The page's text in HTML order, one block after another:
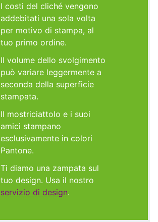
I costi del cliché vengono
addebitati una sola volta
per motivo di stampa, al
tuo primo ordine.
Il volume dello svolgimento
può variare leggermente a
seconda della superficie
stampata.
Il mostriciattolo e i suoi
amici stampano
esclusivamente in colori
Pantone.
Ti diamo una zampata sul
tuo design. Usa il nostro
servizio di design.